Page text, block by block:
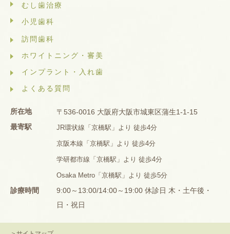
むし歯治療
小児歯科
訪問歯科
ホワイトニング・審美
インプラント・入れ歯
よくある質問
所在地
〒536-0016 大阪府大阪市城東区蒲生1-1-15
最寄駅
JR環状線「京橋駅」より 徒歩4分
京阪本線「京橋駅」より 徒歩4分
学研都市線「京橋駅」より 徒歩4分
Osaka Metro「京橋駅」より 徒歩5分
診療時間
9:00～13:00/14:00～19:00 休診日 木・土午後・
日・祝日